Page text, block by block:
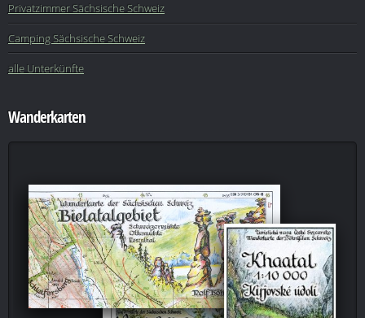
Privatzimmer Sächsische Schweiz
Camping Sächsische Schweiz
alle Unterkünfte
Wanderkarten